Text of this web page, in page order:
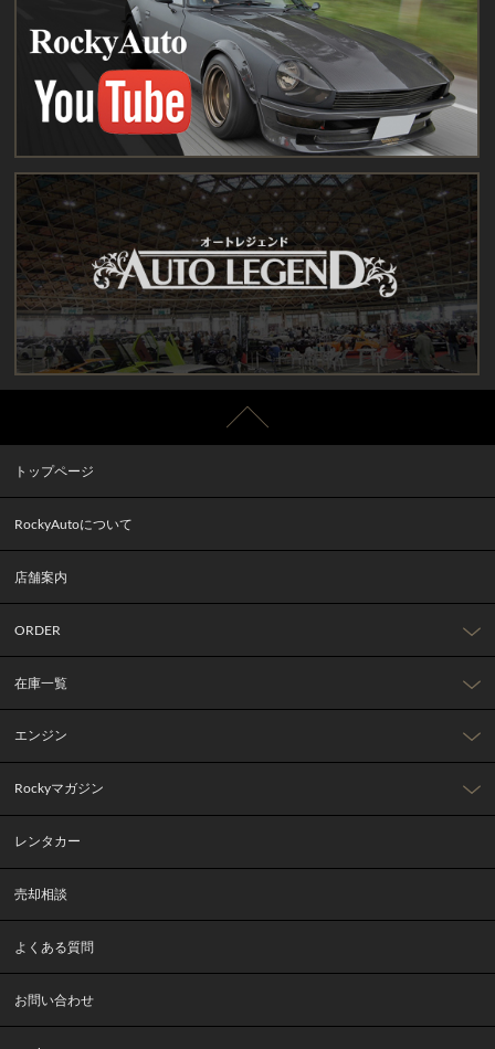
トップページ
RockyAutoについて
店舗案内
ORDER
在庫一覧
エンジン
Rockyマガジン
レンタカー
売却相談
よくある質問
お問い合わせ